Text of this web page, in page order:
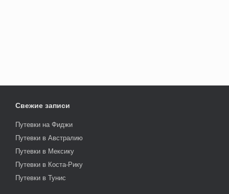
Свежие записи
Путевки на Фиджи
Путевки в Австралию
Путевки в Мексику
Путевки в Коста-Рику
Путевки в Тунис